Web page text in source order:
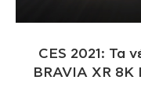
CES 2021: Τα
BRAVIA XR 8K